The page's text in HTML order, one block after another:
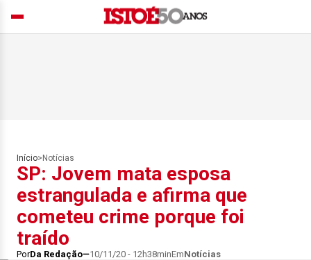
Início> Notícias
SP: Jovem mata esposa
estrangulada e afirma que
cometeu crime porque foi
traído
PorDa Redação 10/11/20 - 12h38minEmNotícias